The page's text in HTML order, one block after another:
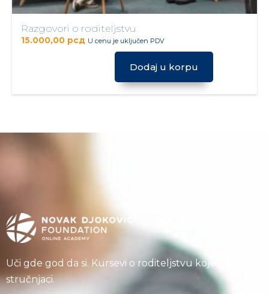
Razgovori o roditeljstvu
15.000,00 рсд U cenu je uključen PDV
Dodaj u korpu
Uči gde god da si. Kursevi o roditeljstvu koje vode naši
stručnjaci.